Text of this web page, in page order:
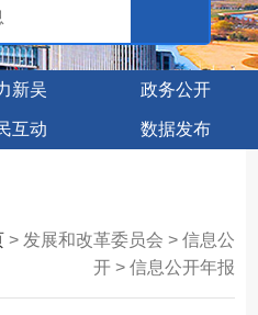
新吴 政务公开
互动 数据发布
> 发展和改革委员会 > 信息公
开 > 信息公开年报